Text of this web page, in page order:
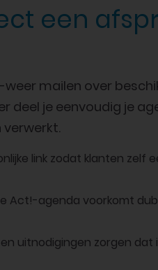
een
mailen over
deel je eenvoudig je
link zodat klanten zelf
Act!-agenda voorkomt
uitnodigingen zorgen dat